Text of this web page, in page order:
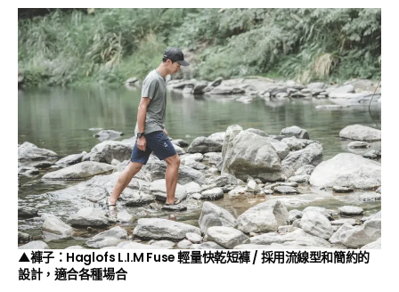
▲褲子：Haglofs L.I.M Fuse 輕量快乾短褲 / 採用流線型和簡約的
設計，適合各種場合